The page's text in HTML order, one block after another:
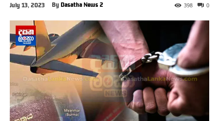
July 13, 2023 By Dasatha News 2 0
398